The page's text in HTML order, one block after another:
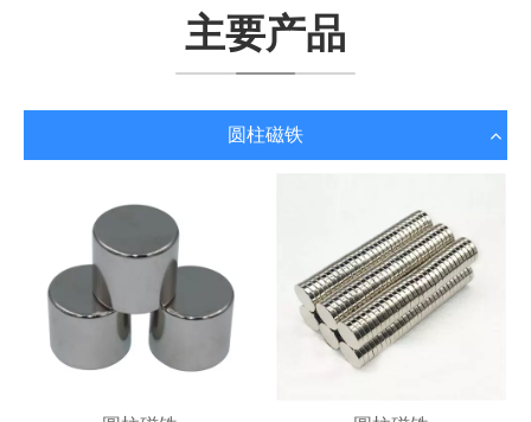
主要产品
圆柱磁铁